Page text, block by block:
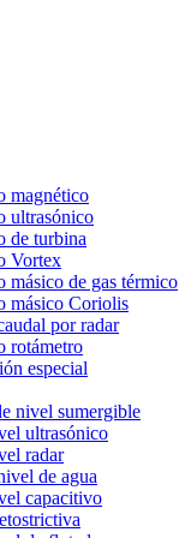
magnético
ultrasónico
de turbina
Vortex
másico de gas térmico
másico Coriolis
por radar
rotámetro
especial
nivel sumergible
ultrasónico
radar
de agua
capacitivo